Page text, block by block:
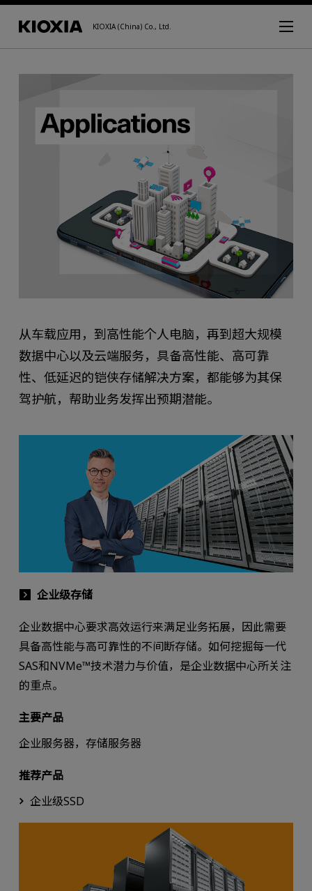
KIOXIA (China) Co., Ltd.
从车载应用，到高性能个人电脑，再到超大规模
数据中心以及云端服务，具备高性能、高可靠
性、低延迟的铠侠存储解决方案，都能够为其保
驾护航，帮助业务发挥出预期潜能。
企业级存储
企业数据中心要求高效运行来满足业务拓展，因此需要
具备高性能与高可靠性的不间断存储。如何挖掘每一代
SAS和NVMe™技术潜力与价值，是企业数据中心所关注
的重点。
主要产品
企业服务器，存储服务器
推荐产品
企业级SSD